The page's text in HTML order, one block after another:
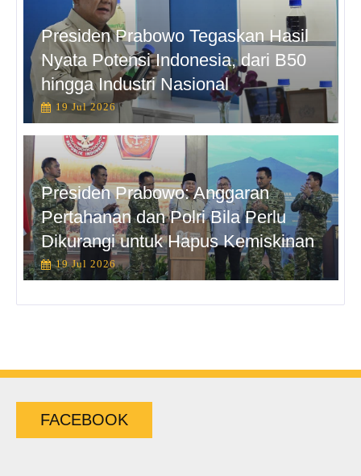
Presiden Prabowo Tegaskan Hasil
Nyata Potensi Indonesia, dari B50
hingga Industri Nasional
19 Jul 2026
Presiden Prabowo: Anggaran
Pertahanan dan Polri Bila Perlu
Dikurangi untuk Hapus Kemiskinan
19 Jul 2026
FACEBOOK